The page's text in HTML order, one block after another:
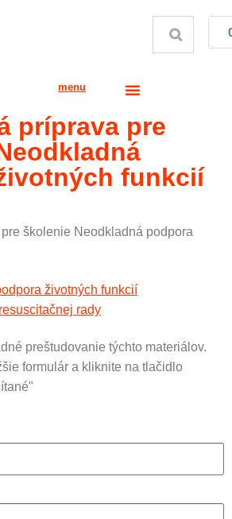
menu
príprava pre
funkcií
školenie Neodkladná podpora
životných funkcií
rady
preštudovanie týchto materiálov.
formulár a kliknite na tlačidlo